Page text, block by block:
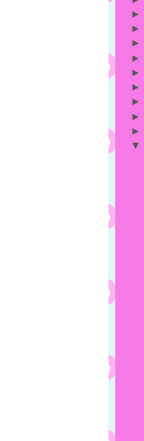
►
►
►
►
►
►
►
►
►
▼